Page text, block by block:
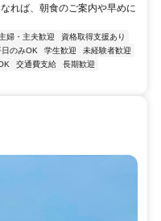
れば、朝食のご案内や早めに
主婦・主夫歓迎
資格取得支援あり
日のみOK 学生歓迎
未経験者歓迎
交通費支給
長期歓迎